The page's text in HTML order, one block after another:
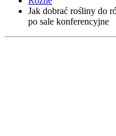
Jak dobrać rośliny do
po sale konferencyjne